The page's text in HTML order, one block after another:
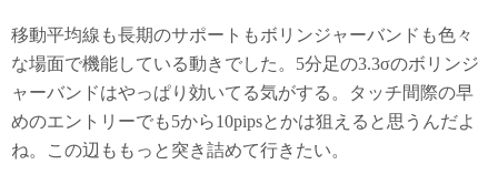
移動平均線も長期のサポートもボリンジャーバンドも色々
な場面で機能している動きでした。5分足の3.3σのボリンジ
ャーバンドはやっぱり効いてる気がする。タッチ間際の早
めのエントリーでも5から10pipsとかは狙えると思うんだよ
ね。この辺ももっと突き詰めて行きたい。